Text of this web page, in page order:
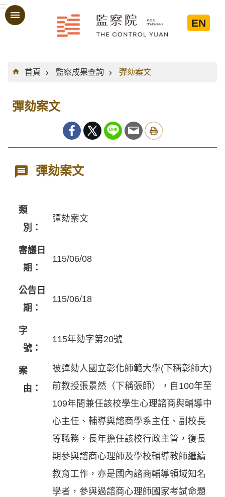
跳到主要內容區塊
:::
EN
:::
首頁
監察成果查詢 彈劾案文
彈劾案文
彈劾案文
類
別：
彈劾案文
審議日
期：
115/06/08
公告日
期：
115/06/18
字
號：
115年劾字第20號
案
由：
被彈劾人國立彰化師範大學(下稱彰師大)
前教授張景然（下稱張師），自100年至
109年間兼任該校學生心理諮商與輔導中
心主任、輔導與諮商學系主任、副校長
等職務，長年擔任該校行政主管，復長
期參與諮商心理師及學校輔導教師繼續
教育工作，亦是國內諮商輔導領域知名
學者，參與過諮商心理師國家考試命題